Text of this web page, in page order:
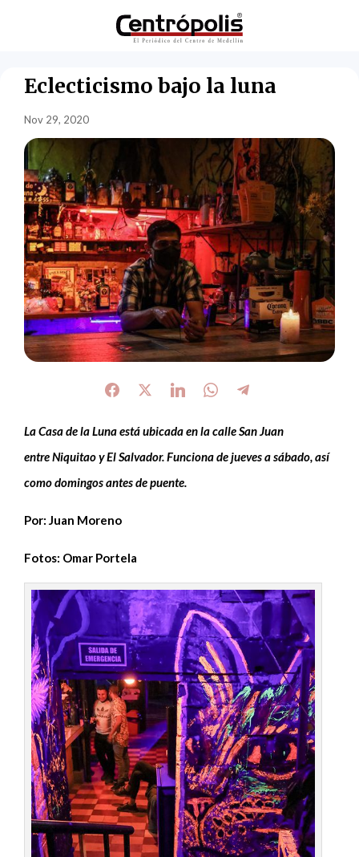
Eclecticismo bajo la luna
Nov 29, 2020
La Casa de la Luna está ubicada en la calle San Juan
entreNiquitaoy El Salvador. Funciona de jueves a sábado, así
como domingos antes de puente.
Por: Juan Moreno
Fotos: Omar Portela